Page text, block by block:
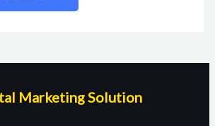
Marketing Solution